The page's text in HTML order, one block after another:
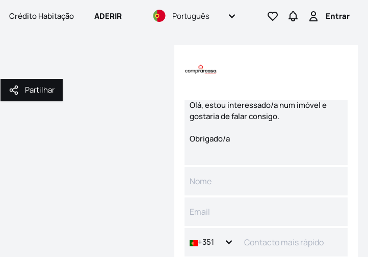
Crédito Habitação ADERIR Português Ir para os favoritos
Ir para pesquisas
Entrar
Entrar
Partilhar
Partilhar
+351